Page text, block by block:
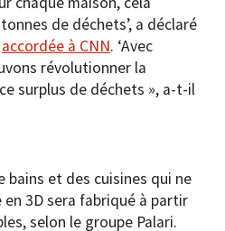
de déchets’, a déclaré
accordée à CNN. ‘Avec
révolutionner la
surplus de déchets », a-t-il
bains et des cuisines qui ne
3D sera fabriqué à partir
selon le groupe Palari.